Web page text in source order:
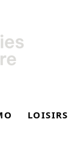
LOISIRS